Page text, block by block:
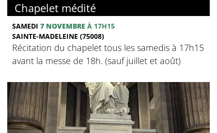
Chapelet médité
SAMEDI 7 NOVEMBRE À 17H15
SAINTE-MADELEINE (75008)
Récitation du chapelet tous les samedis à 17h15
avant la messe de 18h. (sauf juillet et août)